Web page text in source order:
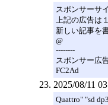
スポンサーサ
上記の広告は
新しい記事を
@
--------
スポンサー広
FC2Ad
2025/08/11
Quattro" "sd